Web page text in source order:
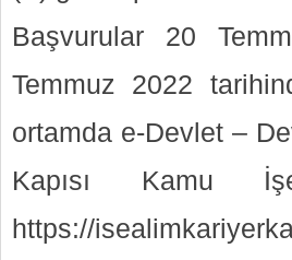
Başvurular 20
Temmuz 2022
ortamda e-Devlet –
Kapısı Kamu
https://